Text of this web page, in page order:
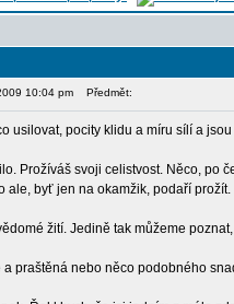
10:04 pm Předmět:
usilovat, pocity klidu a míru sílí a
Prožíváš svoji celistvost. Něco, po
ale, byť jen na okamžik, podaří prožít.
žití. Jedině tak můžeme
praštěná nebo něco podobného